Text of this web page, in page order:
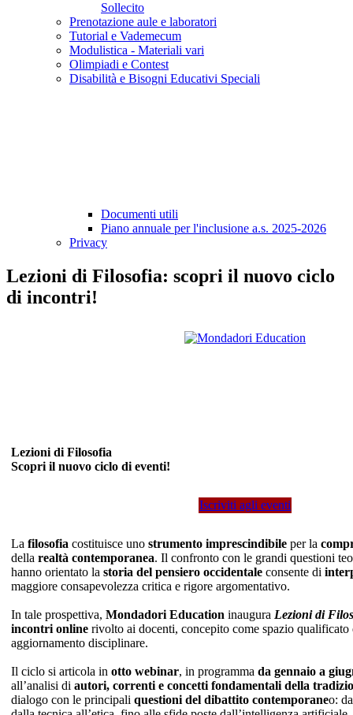
Sollecito
Prenotazione aule e laboratori
Tutorial e Vademecum
Modulistica - Materiali vari
Olimpiadi e Contest
Disabilità e Bisogni Educativi Speciali
Documenti utili
Piano annuale per l'inclusione a.s. 2025-2026
Privacy
Lezioni di Filosofia: scopri il nuovo ciclo
di incontri!
Lezioni di Filosofia
Scopri il nuovo ciclo di eventi!
Iscriviti agli eventi
La filosofia costituisce uno strumento imprescindibile per la
della realtà contemporanea. Il confronto con le grandi questioni
hanno orientato la storia del pensiero occidentale consente di
maggiore consapevolezza critica e rigore argomentativo.
In tale prospettiva, Mondadori Education inaugura Lezioni di
incontri online rivolto ai docenti, concepito come spazio
aggiornamento disciplinare.
Il ciclo si articola in otto webinar, in programma da gennaio a
all’analisi di autori, correnti e concetti fondamentali della
dialogo con le principali questioni del dibattito contemporaneo: